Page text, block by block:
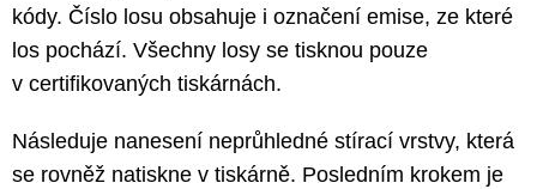
kódy. Číslo losu obsahuje i označení emise, ze které
los pochází. Všechny losy se tisknou pouze
v certifikovaných tiskárnách.
Následuje nanesení neprůhledné stírací vrstvy, která
se rovněž natiskne v tiskárně. Posledním krokem je